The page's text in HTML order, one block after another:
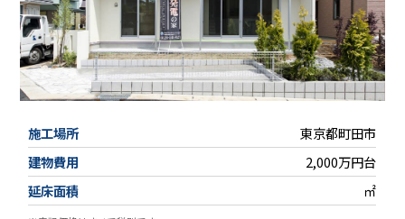
施工場所
東京都町田市
建物費用
2,000万円台
延床面積
㎡